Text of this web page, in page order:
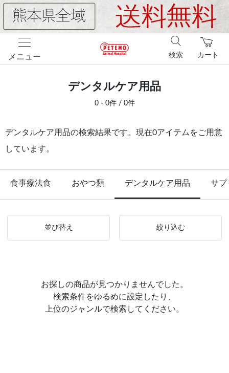
メニュー カート
検索
デンタルケア用品
0 - 0件 / 0件
デンタルケア用品の検索結果です。現在0アイテムをご用意
しています。
食事療法食 おやつ類 デンタルケア用品 サプ
並び替え 絞り込む
お探しの商品が見つかりませんでした。
検索条件をゆるめに設定したり、
上位のジャンルで検索してください。